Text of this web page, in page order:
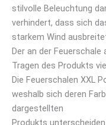
stilvolle Beleuchtung
verhindert, dass sich
starkem Wind
Der an der
Tragen des Produkts
Die Feuerschalen XXL
weshalb sich deren
dargestellten
Produkts